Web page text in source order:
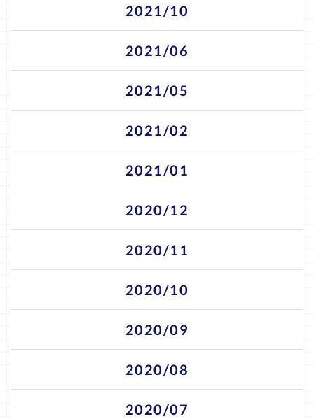
2021/10
2021/06
2021/05
2021/02
2021/01
2020/12
2020/11
2020/10
2020/09
2020/08
2020/07